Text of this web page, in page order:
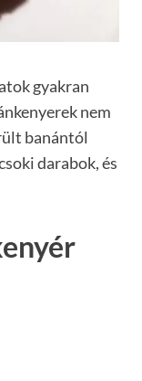
gyakran
nem
banántól
darabok, és